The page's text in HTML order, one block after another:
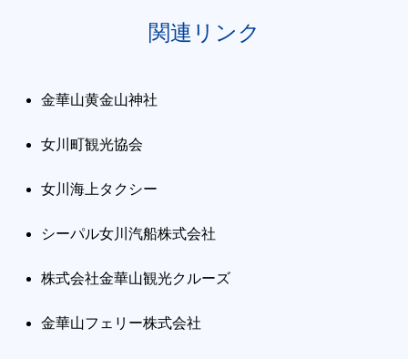
関連リンク
金華山黄金山神社
女川町観光協会
女川海上タクシー
シーパル女川汽船株式会社
株式会社金華山観光クルーズ
金華山フェリー株式会社